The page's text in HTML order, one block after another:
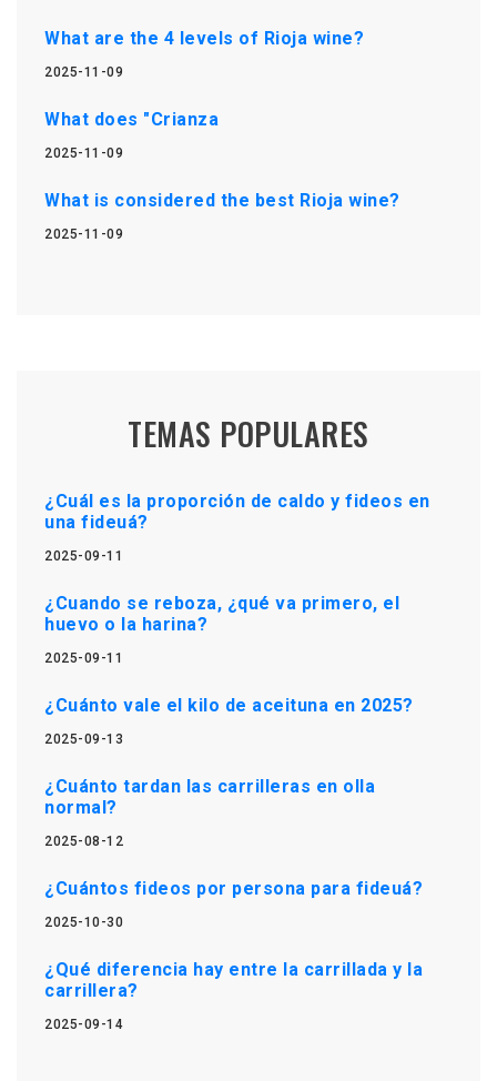
What are the 4 levels of Rioja wine?
2025-11-09
What does "Crianza
2025-11-09
What is considered the best Rioja wine?
2025-11-09
TEMAS POPULARES
¿Cuál es la proporción de caldo y fideos en
una fideuá?
2025-09-11
¿Cuando se reboza, ¿qué va primero, el
huevo o la harina?
2025-09-11
¿Cuánto vale el kilo de aceituna en 2025?
2025-09-13
¿Cuánto tardan las carrilleras en olla
normal?
2025-08-12
¿Cuántos fideos por persona para fideuá?
2025-10-30
¿Qué diferencia hay entre la carrillada y la
carrillera?
2025-09-14